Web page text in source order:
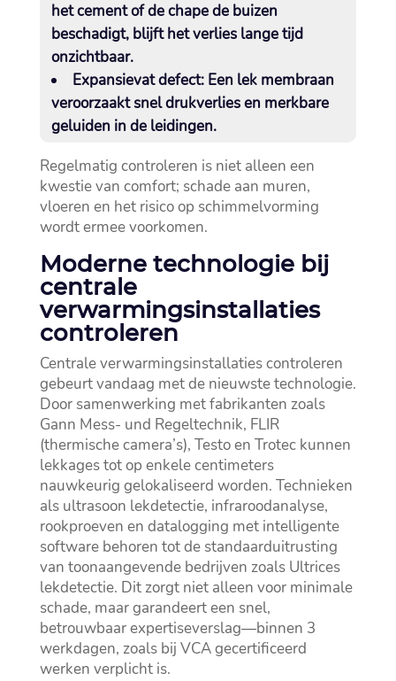
het cement of de chape de buizen
beschadigt, blijft het verlies lange tijd
onzichtbaar.​
Expansievat defect:Een lek membraan
veroorzaakt snel drukverlies en merkbare
geluiden in de leidingen.​
Regelmatig controleren is niet alleen een
kwestie van comfort; schade aan muren,
vloeren en het risico op schimmelvorming
wordt ermee voorkomen.​
Moderne technologie bij
centrale
verwarmingsinstallaties
controleren
Centrale verwarmingsinstallaties controleren
gebeurt vandaag met de nieuwste technologie.​
Door samenwerking met fabrikanten zoals
Gann Mess- und Regeltechnik, FLIR
(thermische camera’s), Testo en Trotec kunnen
lekkages tot op enkele centimeters
nauwkeurig gelokaliseerd worden.​ Technieken
als ultrasoon lekdetectie, infraroodanalyse,
rookproeven en datalogging met intelligente
software behoren tot de standaarduitrusting
van toonaangevende bedrijven zoals Ultrices
lekdetectie.​ Dit zorgt niet alleen voor minimale
schade, maar garandeert een snel,
betrouwbaar expertiseverslag—binnen 3
werkdagen, zoals bij VCA gecertificeerd
werken verplicht is.​